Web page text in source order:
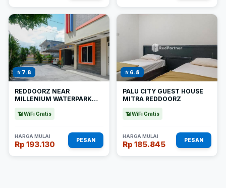
⭐ 7.8
REDDOORZ NEAR
MILLENIUM WATERPARK
📶 WiFi Gratis
HARGA MULAI
Rp 193.130 PESAN
⭐ 6.8
PALU CITY GUEST HOUSE
MITRA REDDOORZ
📶 WiFi Gratis
HARGA MULAI
Rp 185.845 PESAN